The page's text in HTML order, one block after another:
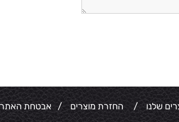
שלנו/ החזרת מוצרים/אבטחת